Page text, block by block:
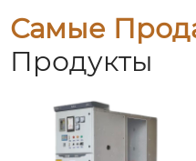
Самые
Продукты